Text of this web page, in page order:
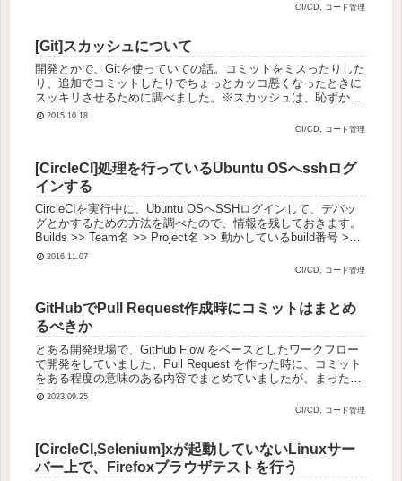
CI/CD, コード管理
[Git]スカッシュについて
開発とかで、Gitを使っていての話。コミットをミスったりした
り、追加でコミットしたりでちょっとカッコ悪くなったときに
スッキリさせるために調べました。※スカッシュは、恥ずかし
いコミットメッセージや無駄なコミットが蓄積していた場合で
2015.10.18
CI/CD, コード管理
[CircleCI]処理を行っているUbuntu OSへsshログ
インする
CircleCIを実行中に、Ubuntu OSへSSHログインして、デバッ
グとかするための方法を調べたので、情報を残しておきます。
Builds >> Team名 >> Project名 >> 動かしているbuild番号 >>
Debug v...
2016.11.07
CI/CD, コード管理
GitHubでPull Request作成時にコミットはまとめ
るべきか
とある開発現場で、GitHub Flow をベースとしたワークフロー
で開発をしていました。Pull Request を作った時に、コミット
をある程度の意味のある内容でまとめていましたが、まったく
まとめないという方法もあるようなので、ちょっと...
2023.09.25
CI/CD, コード管理
[CircleCI,Selenium]xが起動していないLinuxサー
バー上で、Firefoxブラウザテストを行う